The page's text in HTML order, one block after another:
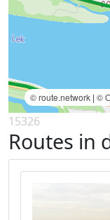
© route.network | ©
15326
Routes in